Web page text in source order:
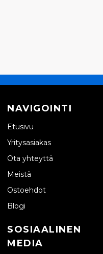
NAVIGOINTI
Etusivu
Yritysasiakas
Ota yhteyttä
Meistä
Ostoehdot
Blogi
SOSIAALINEN
MEDIA